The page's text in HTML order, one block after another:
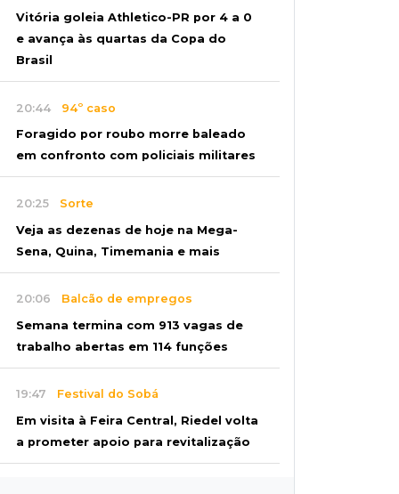
Vitória goleia Athletico-PR por 4 a 0
e avança às quartas da Copa do
Brasil
20:44 94º caso
Foragido por roubo morre baleado
em confronto com policiais militares
20:25 Sorte
Veja as dezenas de hoje na Mega-
Sena, Quina, Timemania e mais
20:06 Balcão de empregos
Semana termina com 913 vagas de
trabalho abertas em 114 funções
19:47 Festival do Sobá
Em visita à Feira Central, Riedel volta
a prometer apoio para revitalização